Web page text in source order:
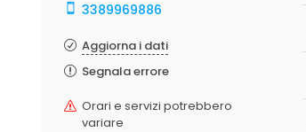
3389969886
Aggiorna i dati
Segnala errore
Orari e servizi potrebbero
variare